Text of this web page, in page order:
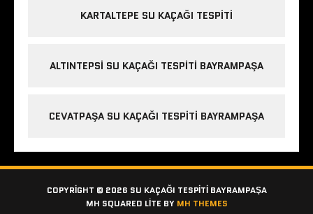
KARTALTEPE SU KAÇAĞI TESPITI
ALTINTEPSI SU KAÇAĞI TESPITI BAYRAMPAŞA
CEVATPAŞA SU KAÇAĞI TESPITI BAYRAMPAŞA
COPYRIGHT © 2026 SU KAÇAĞI TESPITI BAYRAMPAŞA
MH SQUARED LITE BY MH THEMES